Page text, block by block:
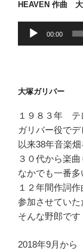
送
HEAVEN 作曲
ー
ー
00:00
大塚ガリバー
１９８３年 テ
ガリバー役でデ
以来38年音楽
３０代から楽
なかでも一番
１２年間作詞
参加させていた
そんな野郎です
2018年9月か